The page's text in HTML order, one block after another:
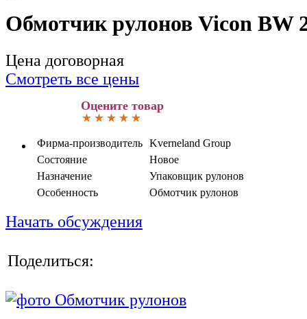
Обмотчик рулонов Vicon BW
Цена договорная
Смотреть все цены
Оцените товар
Фирма-производитель Kverneland Group
Состояние
Новое
Назначение
Упаковщик рулонов
Особенность
Обмотчик рулонов
Начать обсуждения
Поделиться: